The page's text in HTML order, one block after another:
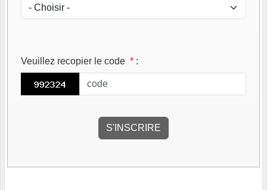
Veuillez recopier le code * :